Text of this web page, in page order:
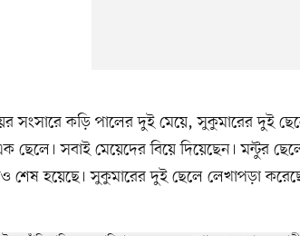
সংসারে কড়ি পালের দুই মেয়ে, সুকুমারের দুই
ছেলে। সবাই মেয়েদের বিয়ে দিয়েছেন। মন্টুর
শেষ হয়েছে। সুকুমারের দুই ছেলে লেখাপড়া